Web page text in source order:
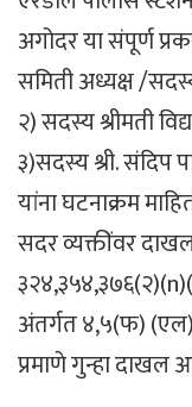
अगोदर या संपूर्ण
समिती अध्यक्ष /
२) सदस्य श्रीमती
३)सदस्य श्री. संदिप
यांना घटनाक्रम
सदर व्यक्तींवर
अंतर्गत ४,५(फ)
प्रमाणे गुन्हा दाखल